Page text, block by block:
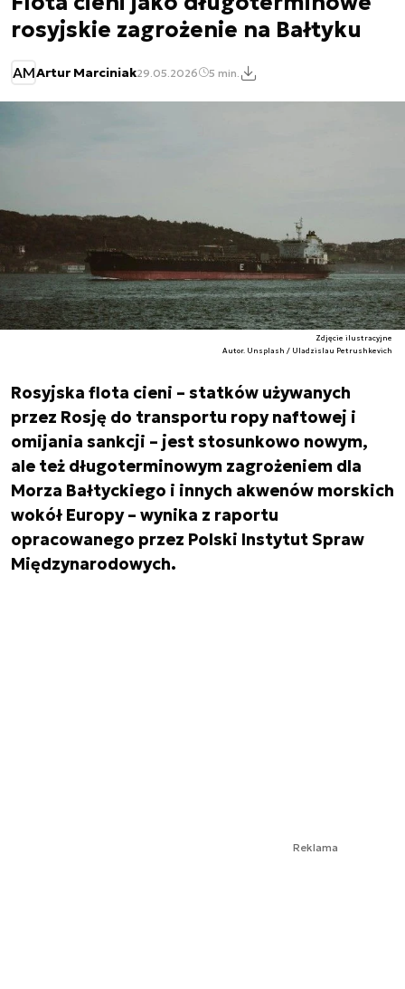
rosyjskie zagrożenie na Bałtyku
AMArtur Marciniak29.05.2026 5 min.
Zdjęcie ilustracyjne
Autor. Unsplash / Uladzislau Petrushkevich
Rosyjska flota cieni – statków używanych
przez Rosję do transportu ropy naftowej i
omijania sankcji – jest stosunkowo nowym,
ale też długoterminowym zagrożeniem dla
Morza Bałtyckiego i innych akwenów morskich
wokół Europy – wynika z raportu
opracowanego przez Polski Instytut Spraw
Międzynarodowych.
Reklama